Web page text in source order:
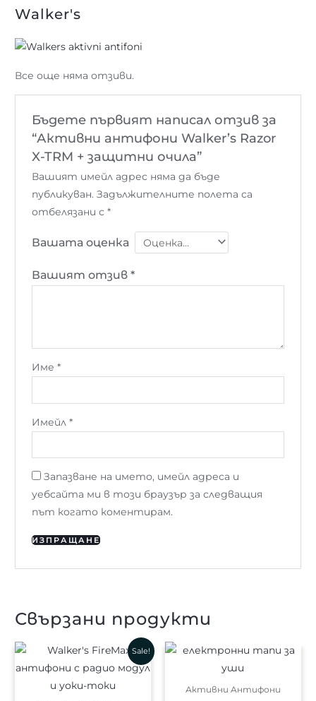
Walker's
Все още няма отзиви.
Бъдете първият написал отзив за
“Активни антифони Walker’s Razor
X-TRM + защитни очила”
Вашият имейл адрес няма да бъде
публикуван. Задължителните полета са
отбелязани с *
Вашата оценка
Вашият отзив *
Име *
Имейл *
Запазване на името, имейл адреса и
уебсайта ми в този браузър за следващия
път когато коментирам.
Свързани продукти
Sale!
Original
price
was:
Текущата
цена
е:
Активни Aнтифони